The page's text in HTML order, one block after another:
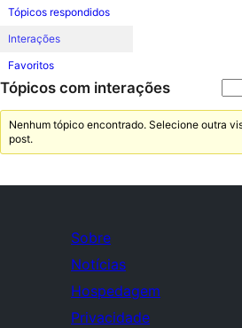
Tópicos respondidos
Interações
Favoritos
Tópicos com interações
Nenhum tópico encontrado. Selecione outra
post.
Sobre
Notícias
Hospedagem
Privacidade